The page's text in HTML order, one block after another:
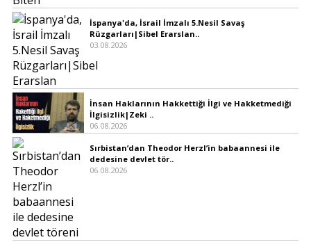
İspanya'da, İsrail İmzalı 5.Nesil Savaş
Rüzgarları|Sibel Erarslan..
03.08.2026
İnsan Haklarının Hakkettiği İlgi ve Hakketmediği
İlgisizlik|Zeki ..
06.08.2026
Sırbistan’dan Theodor Herzl’in babaannesi ile
dedesine devlet tör..
06.08.2026